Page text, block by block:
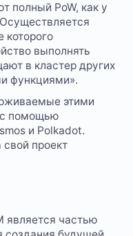
полный PoW, как у
которого
выполнять
в кластер других
функциями».
этими
с помощью
и Polkadot.
проект
является частью